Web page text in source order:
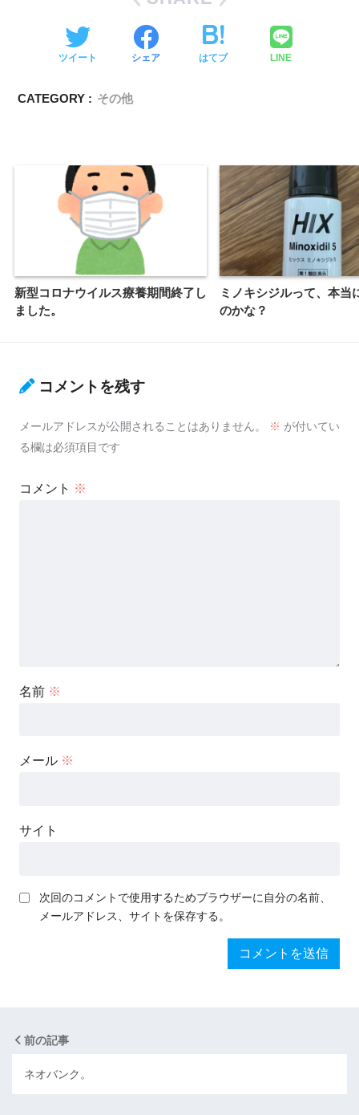
ツイート シェア はてブ LINE
CATEGORY : その他
新型コロナウイルス療養期間終了し
ました。
ミノキシジルって、本当
のかな？
コメントを残す
メールアドレスが公開されることはありません。 ※ が付いてい
る欄は必須項目です
コメント ※
名前 ※
メール ※
サイト
次回のコメントで使用するためブラウザーに自分の名前、
メールアドレス、サイトを保存する。
前の記事
ネオバンク。